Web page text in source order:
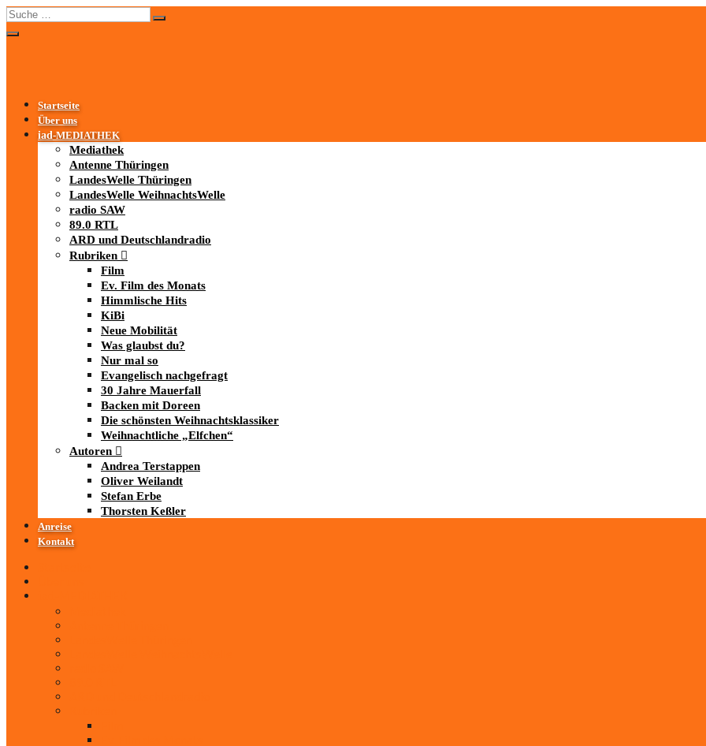
Startseite
Über uns
iad-MEDIATHEK
Mediathek
Antenne Thüringen
LandesWelle Thüringen
LandesWelle WeihnachtsWelle
radio SAW
89.0 RTL
ARD und Deutschlandradio
Rubriken
Film
Ev. Film des Monats
Himmlische Hits
KiBi
Neue Mobilität
Was glaubst du?
Nur mal so
Evangelisch nachgefragt
30 Jahre Mauerfall
Backen mit Doreen
Die schönsten Weihnachtsklassiker
Weihnachtliche „Elfchen“
Autoren
Andrea Terstappen
Oliver Weilandt
Stefan Erbe
Thorsten Keßler
Anreise
Kontakt